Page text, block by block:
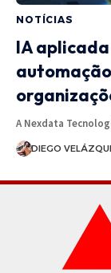
NOTÍCIAS
IA
A Nexdata
DIEGO